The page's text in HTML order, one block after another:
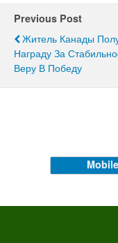
Previous Post
Житель Канады
Награду За
Веру В Победу
Mobile